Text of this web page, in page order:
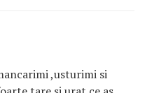
,usturimi si